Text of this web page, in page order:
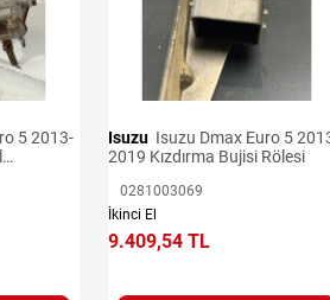
Isuzu
2019 Kızdırma Bujisi Rölesi
0281003069
İkinci El
9.409,54 TL